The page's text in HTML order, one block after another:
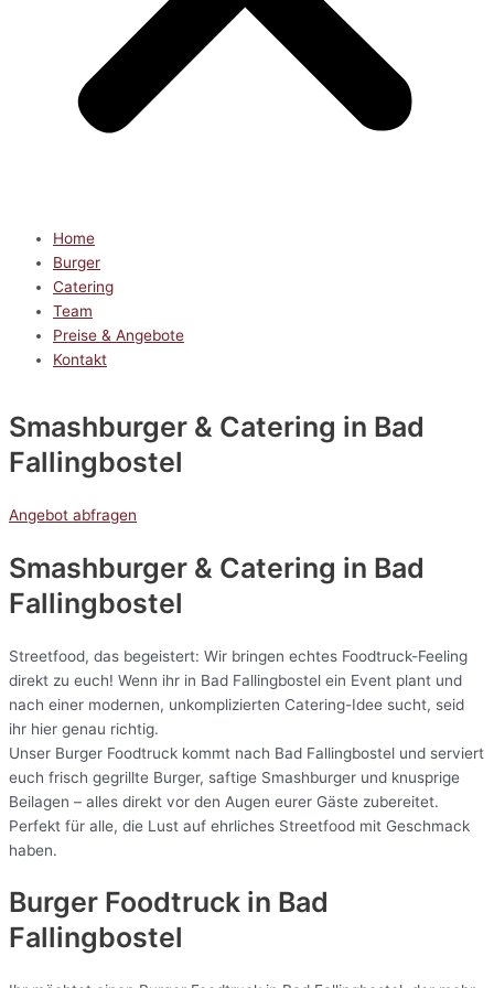
Home
Burger
Catering
Team
Preise & Angebote
Kontakt
Smashburger & Catering in Bad
Fallingbostel
Angebot abfragen
Smashburger & Catering in Bad
Fallingbostel
Streetfood, das begeistert: Wir bringen echtes Foodtruck-Feeling
direkt zu euch! Wenn ihr in Bad Fallingbostel ein Event plant und
nach einer modernen, unkomplizierten Catering-Idee sucht, seid
ihr hier genau richtig.
Unser Burger Foodtruck kommt nach Bad Fallingbostel und serviert
euch frisch gegrillte Burger, saftige Smashburger und knusprige
Beilagen – alles direkt vor den Augen eurer Gäste zubereitet.
Perfekt für alle, die Lust auf ehrliches Streetfood mit Geschmack
haben.
Burger Foodtruck in Bad
Fallingbostel